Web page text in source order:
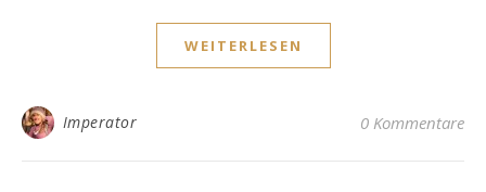
WEITERLESEN
Imperator 0 Kommentare